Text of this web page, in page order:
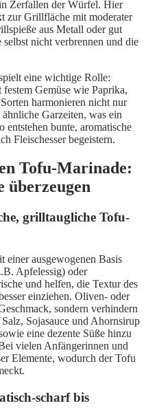
Zerfallen der Würfel. Hier
zur Grillfläche mit moderater
aus Metall oder gut
nicht verbrennen und die
eine wichtige Rolle:
Gemüse wie Paprika,
harmonieren nicht nur
Garzeiten, was ein
bunte, aromatische
Fleischesser begeistern.
Tofu-Marinade:
überzeugen
grilltaugliche Tofu-
einer ausgewogenen Basis
Apfelessig) oder
und helfen, die Textur des
einziehen. Oliven- oder
sondern verhindern
Sojasauce und Ahornsirup
eine dezente Süße hinzu
vielen Anfängerinnen und
Elemente, wodurch der Tofu
scharf bis